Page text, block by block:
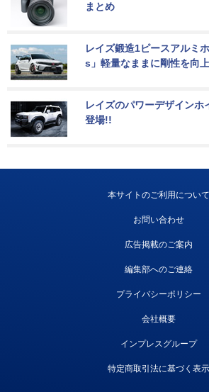
まとめ
レイズ鍛造1ピースアルミ
s」軽量なままに剛性を向上
レイズのパワーデザインホ
登場!!
本サイトのご利用について
お問い合わせ
広告掲載のご案内
編集部へのご連絡
プライバシーポリシー
会社概要
インプレスグループ
特定商取引法に基づく表示